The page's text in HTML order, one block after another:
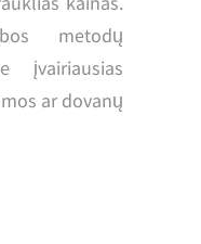
metodų
įvairiausias
ar dovanų